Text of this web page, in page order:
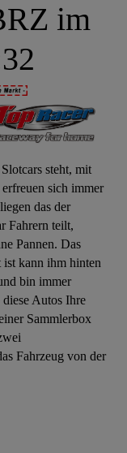
im
steht, mit
sich immer
das der
Fahrern teilt,
Pannen. Das
kann ihm hinten
bin immer
Autos Ihre
Sammlerbox
Fahrzeug von der